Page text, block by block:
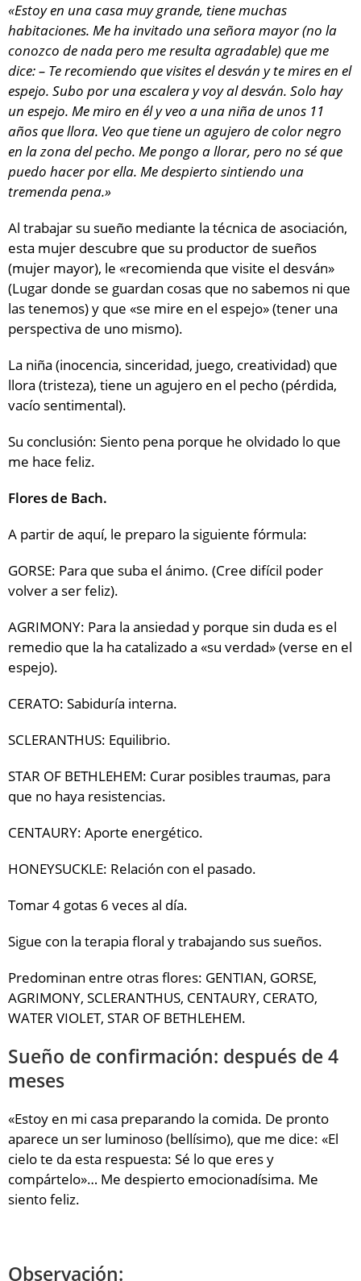
«Estoy en una casa muy grande, tiene muchas
habitaciones. Me ha invitado una señora mayor (no la
conozco de nada pero me resulta agradable) que me
dice: – Te recomiendo que visites el desván y te mires en el
espejo. Subo por una escalera y voy al desván. Solo hay
un espejo. Me miro en él y veo a una niña de unos 11
años que llora. Veo que tiene un agujero de color negro
en la zona del pecho. Me pongo a llorar, pero no sé que
puedo hacer por ella. Me despierto sintiendo una
tremenda pena.»
Al trabajar su sueño mediante la técnica de asociación,
esta mujer descubre que su productor de sueños
(mujer mayor), le «recomienda que visite el desván»
(Lugar donde se guardan cosas que no sabemos ni que
las tenemos) y que «se mire en el espejo» (tener una
perspectiva de uno mismo).
La niña (inocencia, sinceridad, juego, creatividad) que
llora (tristeza), tiene un agujero en el pecho (pérdida,
vacío sentimental).
Su conclusión: Siento pena porque he olvidado lo que
me hace feliz.
Flores de Bach.
A partir de aquí, le preparo la siguiente fórmula:
GORSE: Para que suba el ánimo. (Cree difícil poder
volver a ser feliz).
AGRIMONY: Para la ansiedad y porque sin duda es el
remedio que la ha catalizado a «su verdad» (verse en el
espejo).
CERATO: Sabiduría interna.
SCLERANTHUS: Equilibrio.
STAR OF BETHLEHEM: Curar posibles traumas, para
que no haya resistencias.
CENTAURY: Aporte energético.
HONEYSUCKLE: Relación con el pasado.
Tomar 4 gotas 6 veces al día.
Sigue con la terapia floral y trabajando sus sueños.
Predominan entre otras flores: GENTIAN, GORSE,
AGRIMONY, SCLERANTHUS, CENTAURY, CERATO,
WATER VIOLET, STAR OF BETHLEHEM.
Sueño de confirmación: después de 4
meses
«Estoy en mi casa preparando la comida. De pronto
aparece un ser luminoso (bellísimo), que me dice: «El
cielo te da esta respuesta: Sé lo que eres y
compártelo»… Me despierto emocionadísima. Me
siento feliz.
Observación: